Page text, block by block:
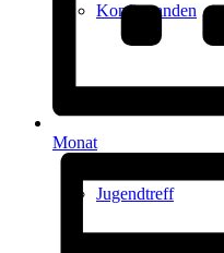
Konfirmanden
Jugendtreff
Monat